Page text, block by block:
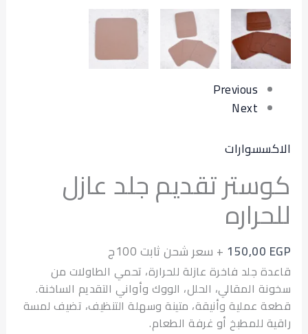
Previous
Next
تقديم جلد عازل
150,00 + سعر شحن ثابت 100ج
جلد فاخرة عازلة للحرارة، تحمي الطاولات من
المقالي، الحلل، الووك وأواني التقديم الساخنة.
عملية وأنيقة، متينة وسهلة التنظيف، تضيف لمسة
للمطبخ أو غرفة الطعام.